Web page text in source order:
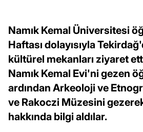
Namık Kemal Üniversitesi
Haftası dolayısıyla
kültürel mekanları ziyaret
Namık Kemal Evi'ni gezen
ardından Arkeoloji ve
ve Rakoczi Müzesini
hakkında bilgi aldılar.